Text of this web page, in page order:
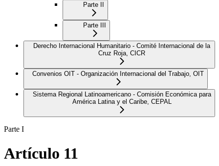
Parte II
Parte III
Derecho Internacional Humanitario - Comité Internacional de la
Cruz Roja, CICR
Convenios OIT - Organización Internacional del Trabajo, OIT
Sistema Regional Latinoamericano - Comisión Económica para
América Latina y el Caribe, CEPAL
Parte I
Artículo 11